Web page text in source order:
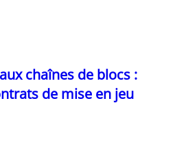
chaînes de blocs :
de mise en jeu